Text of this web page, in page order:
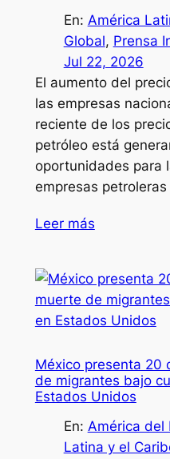
En: América
Global, Prensa
Jul 22, 2026
El aumento del
las empresas
reciente de los
petróleo está
oportunidades para
empresas
Leer más
México presenta 20
de migrantes bajo
Estados Unidos
En: América del
Latina y el